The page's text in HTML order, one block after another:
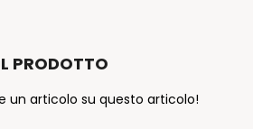
PRODOTTO
un articolo su questo articolo!